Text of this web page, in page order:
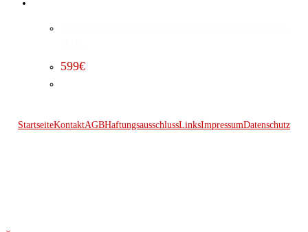
599€
StartseiteKontaktAGBHaftungsausschlussLinksImpressumDatenschutz